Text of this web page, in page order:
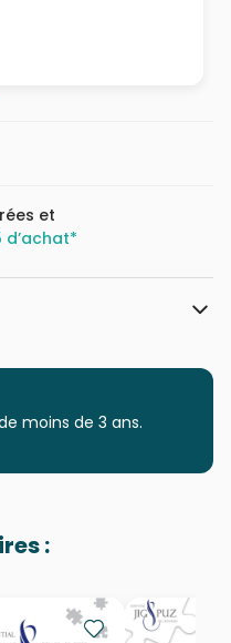
et
d’achat*
- Déco et Objets
pour Adultes (500 à
fabriqués en France
moins de 3 ans.
: